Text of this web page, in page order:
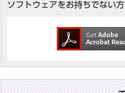
ソフトウェアをお持ちでない